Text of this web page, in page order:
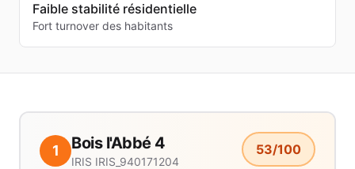
Faible stabilité résidentielle
Fort turnover des habitants
1 Bois l'Abbé 4
IRIS IRIS_940171204
53/100